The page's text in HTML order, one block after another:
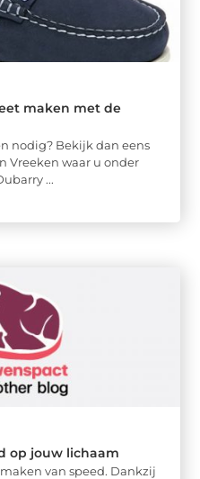
maken met de
nodig? Bekijk dan eens
Vreeken waar u onder
...
op jouw lichaam
van speed. Dankzij